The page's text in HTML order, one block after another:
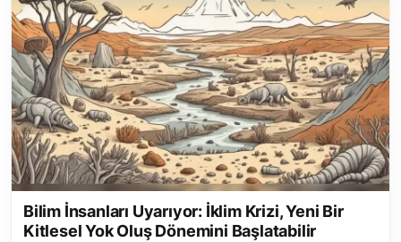
Mülki İdare
Toplum ve Yaşam
Sivil Toplum Kuruluşları
Kamu Kurumları ve Üst Kurullar
Resmi Reklamlar
Bilim İnsanları Uyarıyor: İklim Krizi, Yeni Bir
Kitlesel Yok Oluş Dönemini Başlatabilir